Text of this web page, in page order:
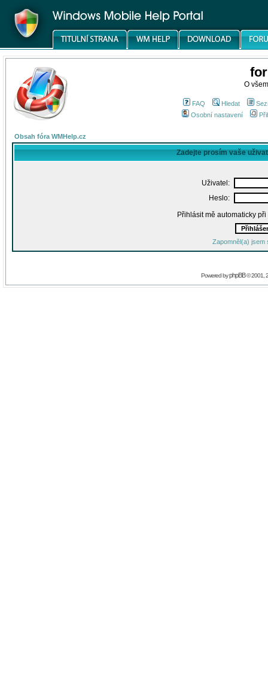
O
FAQ Hledat
Osobní nastavení
Obsah fóra WMHelp.cz
Zadejte prosím vaše
Uživatel:
Heslo:
Přihlásit mě automaticky
Zapomněl(a) jsem
Powered byphpBB© 2001,